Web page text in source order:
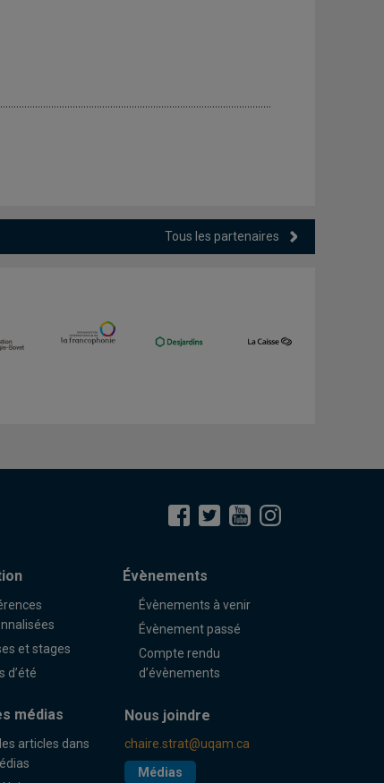
Tous les partenaires
et stages
d’été
Évènements
Évènements à venir
Évènement passé
Compte rendu
d’évènements
médias
articles dans
Nous joindre
chaire.strat@uqam.ca
Médias